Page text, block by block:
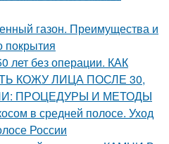
газон. Преимущества и
покрытия
лет без операции. КАК
КОЖУ ЛИЦА ПОСЛЕ 30,
ПРОЦЕДУРЫ И МЕТОДЫ
в средней полосе. Уход
России